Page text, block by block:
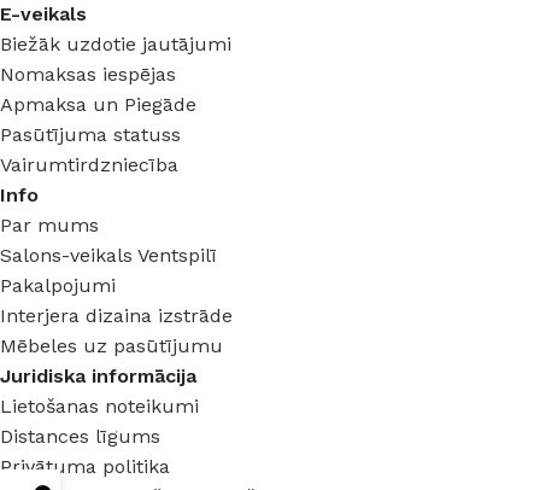
E-veikals
Biežāk uzdotie jautājumi
Nomaksas iespējas
Apmaksa un Piegāde
Pasūtījuma statuss
Vairumtirdzniecība
Info
Par mums
Salons-veikals Ventspilī
Pakalpojumi
Interjera dizaina izstrāde
Mēbeles uz pasūtījumu
Juridiska informācija
Lietošanas noteikumi
Distances līgums
Privātuma politika